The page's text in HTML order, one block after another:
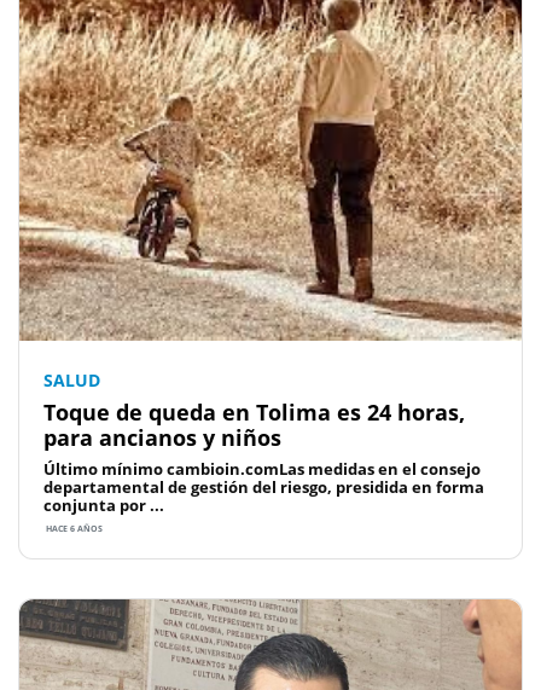
SALUD
Toque de queda en Tolima es 24 horas,
para ancianos y niños
Último mínimo cambioin.comLas medidas en el consejo
departamental de gestión del riesgo, presidida en forma
conjunta por ...
HACE 6 AÑOS